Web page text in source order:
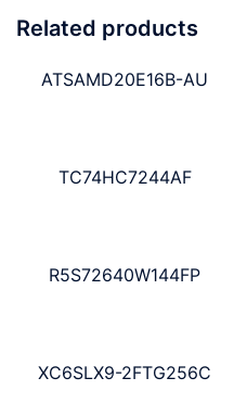
Related products
ATSAMD20E16B-AU
TC74HC7244AF
R5S72640W144FP
XC6SLX9-2FTG256C